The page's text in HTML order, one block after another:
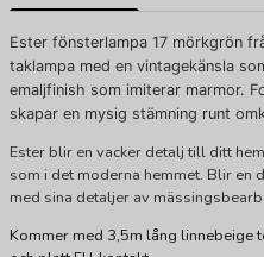
Ester fönsterlampa 17 mörkgrön
taklampa med en vintagekänsla
emaljfinish som imiterar marmor.
skapar en mysig stämning runt
Ester blir en vacker detalj till ditt
som i det moderna hemmet. Blir
med sina detaljer av
Kommer med 3,5m lång